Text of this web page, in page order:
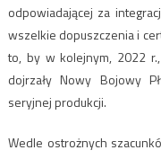
odpowiadającej za
wszelkie dopuszczenia i
to, by w kolejnym, 2022
dojrzały Nowy Bojowy
seryjnej produkcji.
Wedle ostrożnych